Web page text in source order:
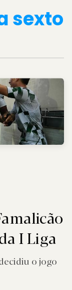
sexto
I Liga
o jogo